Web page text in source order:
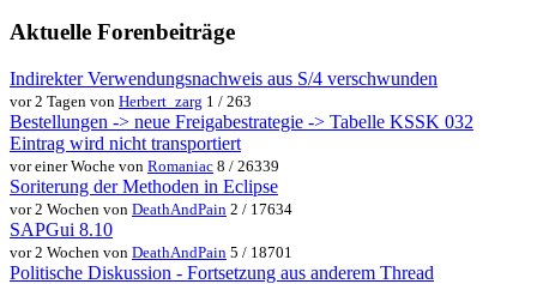
Aktuelle Forenbeiträge
Indirekter Verwendungsnachweis aus S/4 verschwunden
vor 2 Tagen von Herbert_zarg 1 / 263
Bestellungen -> neue Freigabestrategie -> Tabelle KSSK 032
Eintrag wird nicht transportiert
vor einer Woche von Romaniac 8 / 26339
Soriterung der Methoden in Eclipse
vor 2 Wochen von DeathAndPain 2 / 17634
SAPGui 8.10
vor 2 Wochen von DeathAndPain 5 / 18701
Politische Diskussion - Fortsetzung aus anderem Thread